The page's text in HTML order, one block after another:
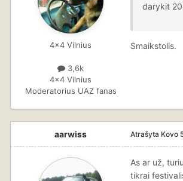
4x4 Vilnius
3,6k
4x4 Vilnius
Moderatorius UAZ fanas
darykit
Smaikstolis.
aarwiss Atrašyta Kovo
As ar už,
tikrai